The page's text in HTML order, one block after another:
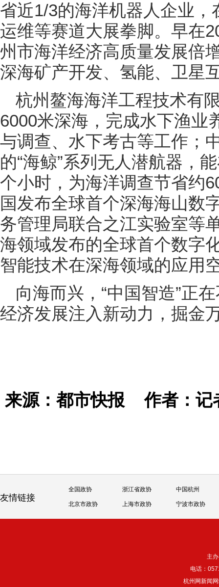
省近1/3的海洋机器人企业
运维等赛道大展拳脚。早在
州市海洋经济高质量发展倍
深海矿产开发、氢能、卫星
杭州鳌海海洋工程技术有
6000米深海，完成水下渔业
与调查、水下考古等工作；
的“海鲸”系列无人潜航器，
个小时，为海洋调查节省
国发布全球首个深海海山数
务管理局联合之江实验室等
海领域发布的全球首个数字
智能技术在深海领域的应用
向海而兴，“中国智造”正
经济发展注入新动力，掘金
来源：都市快报作者：
友情链接
全国政协 浙江省政协 中国杭州
北京市政协 上海市政协 宁波市政协
主
电话：
杭州网新闻